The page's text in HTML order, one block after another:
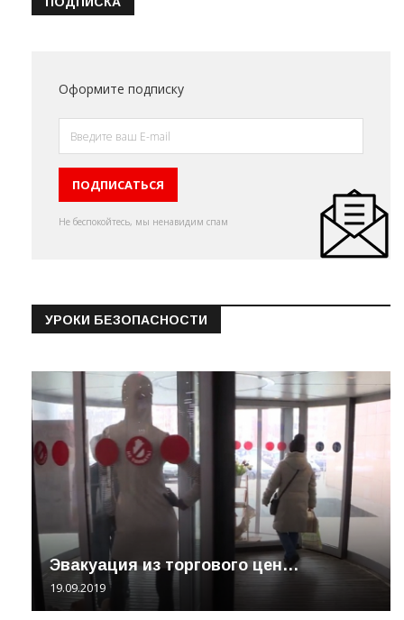
Оформите подписку
Не беспокойтесь, мы ненавидим спам
УРОКИ БЕЗОПАСНОСТИ
Эвакуация из торгового цен…
19.09.2019